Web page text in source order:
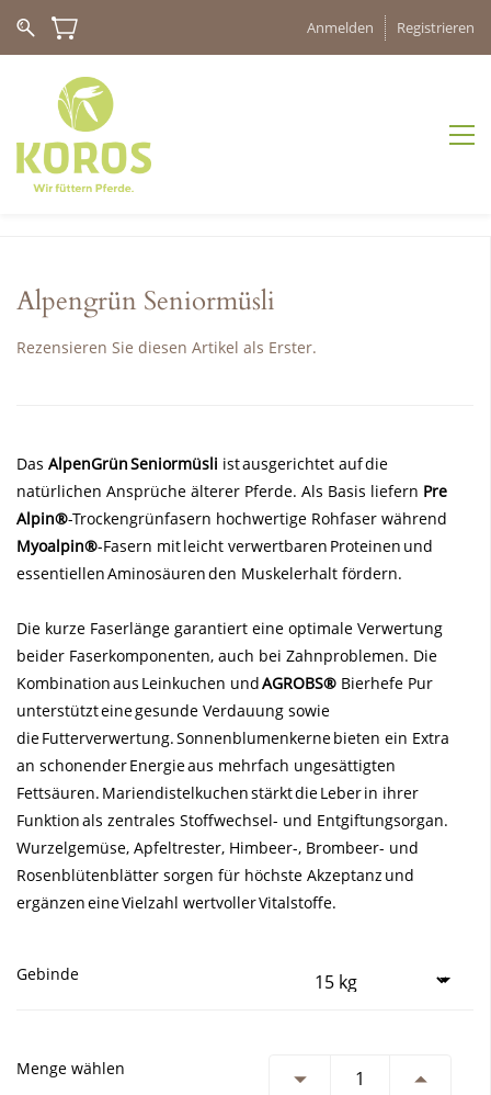
Anmelden Registrieren
Alpengrün Seniormüsli
Rezensieren Sie diesen Artikel als Erster.
Das AlpenGrün Seniormüsli ist ausgerichtet auf die
natürlichen Ansprüche älterer Pferde. Als Basis liefern Pre
Alpin®-Trockengrünfasern hochwertige Rohfaser während
Myoalpin®-Fasern mit leicht verwertbaren Proteinen und
essentiellen Aminosäuren den Muskelerhalt fördern.
Die kurze Faserlänge garantiert eine optimale Verwertung
beider Faserkomponenten, auch bei Zahnproblemen. Die
Kombination aus Leinkuchen undAGROBS® Bierhefe Pur
unterstützt eine gesunde Verdauung sowie
die Futterverwertung. Sonnenblumenkerne bieten ein Extra
an schonender Energie aus mehrfach ungesättigten
Fettsäuren. Mariendistelkuchen stärkt die Leber in ihrer
Funktion als zentrales Stoffwechsel- und Entgiftungsorgan.
Wurzelgemüse, Apfeltrester, Himbeer-, Brombeer- und
Rosenblütenblätter sorgen für höchste Akzeptanz und
ergänzen eine Vielzahl wertvoller Vitalstoffe.
Gebinde
Menge wählen